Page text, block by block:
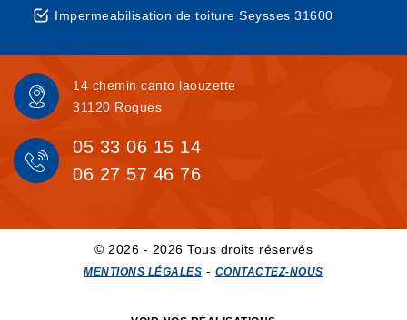
Impermeabilisation de toiture Seysses 31600
14 chemin canto laouzette
31120 Roques
05 33 06 15 14
06 27 57 46 76
© 2026 - 2026 Tous droits réservés
MENTIONS LÉGALES - CONTACTEZ-NOUS